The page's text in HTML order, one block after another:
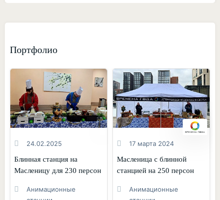
Портфолио
24.02.2025
Блинная станция на
Масленицу для 230 персон
Анимационные
17 марта 2024
Масленица с блинной
станцией на 250 персон
Анимационные